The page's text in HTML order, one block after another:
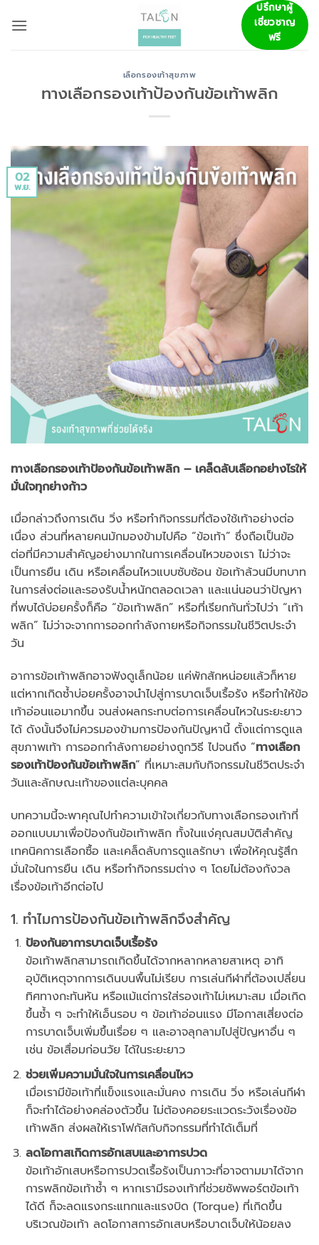
ปรึกษาผู้
เชี่ยวชาญ
ฟรี
เลือกรองเท้าสุขภาพ
ทางเลือกรองเท้าป้องกันข้อเท้าพลิก
02
พ.ย.
ทางเลือกรองเท้าป้องกันข้อเท้าพลิก – เคล็ดลับเลือกอย่างไรให้
มั่นใจทุกย่างก้าว
เมื่อกล่าวถึงการเดิน วิ่ง หรือทำกิจกรรมที่ต้องใช้เท้าอย่างต่อ
เนื่อง ส่วนที่หลายคนมักมองข้ามไปคือ “ข้อเท้า” ซึ่งถือเป็นข้อ
ต่อที่มีความสำคัญอย่างมากในการเคลื่อนไหวของเรา ไม่ว่าจะ
เป็นการยืน เดิน หรือเคลื่อนไหวแบบซับซ้อน ข้อเท้าล้วนมีบทบาท
ในการส่งต่อและรองรับน้ำหนักตลอดเวลา และแน่นอนว่าปัญหา
ที่พบได้บ่อยครั้งก็คือ “ข้อเท้าพลิก” หรือที่เรียกกันทั่วไปว่า “เท้า
พลิก” ไม่ว่าจะจากการออกกำลังกายหรือกิจกรรมในชีวิตประจำ
วัน
อาการข้อเท้าพลิกอาจฟังดูเล็กน้อย แค่พักสักหน่อยแล้วก็หาย
แต่หากเกิดซ้ำบ่อยครั้งอาจนำไปสู่การบาดเจ็บเรื้อรัง หรือทำให้ข้อ
เท้าอ่อนแอมากขึ้น จนส่งผลกระทบต่อการเคลื่อนไหวในระยะยาว
ได้ ดังนั้นจึงไม่ควรมองข้ามการป้องกันปัญหานี้ ตั้งแต่การดูแล
สุขภาพเท้า การออกกำลังกายอย่างถูกวิธี ไปจนถึง “ทางเลือก
รองเท้าป้องกันข้อเท้าพลิก” ที่เหมาะสมกับกิจกรรมในชีวิตประจำ
วันและลักษณะเท้าของแต่ละบุคคล
บทความนี้จะพาคุณไปทำความเข้าใจเกี่ยวกับทางเลือกรองเท้าที่
ออกแบบมาเพื่อป้องกันข้อเท้าพลิก ทั้งในแง่คุณสมบัติสำคัญ
เทคนิคการเลือกซื้อ และเคล็ดลับการดูแลรักษา เพื่อให้คุณรู้สึก
มั่นใจในการยืน เดิน หรือทำกิจกรรมต่าง ๆ โดยไม่ต้องกังวล
เรื่องข้อเท้าอีกต่อไป
1. ทำไมการป้องกันข้อเท้าพลิกจึงสำคัญ
ป้องกันอาการบาดเจ็บเรื้อรัง
ข้อเท้าพลิกสามารถเกิดขึ้นได้จากหลากหลายสาเหตุ อาทิ
อุบัติเหตุจากการเดินบนพื้นไม่เรียบ การเล่นกีฬาที่ต้องเปลี่ยน
ทิศทางกะทันหัน หรือแม้แต่การใส่รองเท้าไม่เหมาะสม เมื่อเกิด
ขึ้นซ้ำ ๆ จะทำให้เอ็นรอบ ๆ ข้อเท้าอ่อนแรง มีโอกาสเสี่ยงต่อ
การบาดเจ็บเพิ่มขึ้นเรื่อย ๆ และอาจลุกลามไปสู่ปัญหาอื่น ๆ
เช่น ข้อเสื่อมก่อนวัย ได้ในระยะยาว
ช่วยเพิ่มความมั่นใจในการเคลื่อนไหว
เมื่อเรามีข้อเท้าที่แข็งแรงและมั่นคง การเดิน วิ่ง หรือเล่นกีฬา
ก็จะทำได้อย่างคล่องตัวขึ้น ไม่ต้องคอยระแวดระวังเรื่องข้อ
เท้าพลิก ส่งผลให้เราโฟกัสกับกิจกรรมที่ทำได้เต็มที่
ลดโอกาสเกิดการอักเสบและอาการปวด
ข้อเท้าอักเสบหรือการปวดเรื้อรังเป็นภาวะที่อาจตามมาได้จาก
การพลิกข้อเท้าซ้ำ ๆ หากเรามีรองเท้าที่ช่วยซัพพอร์ตข้อเท้า
ได้ดี ก็จะลดแรงกระแทกและแรงบิด (Torque) ที่เกิดขึ้น
บริเวณข้อเท้า ลดโอกาสการอักเสบหรือบาดเจ็บให้น้อยลง